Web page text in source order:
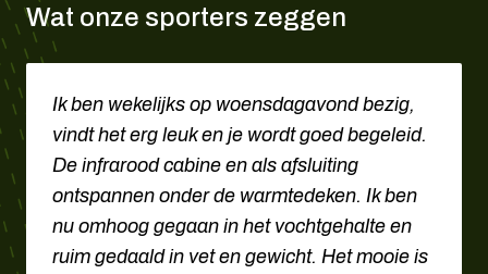
Wat onze sporters zeggen
Ik ben wekelijks op woensdagavond bezig,
vindt het erg leuk en je wordt goed begeleid.
De infrarood cabine en als afsluiting
ontspannen onder de warmtedeken. Ik ben
nu omhoog gegaan in het vochtgehalte en
ruim gedaald in vet en gewicht. Het mooie is